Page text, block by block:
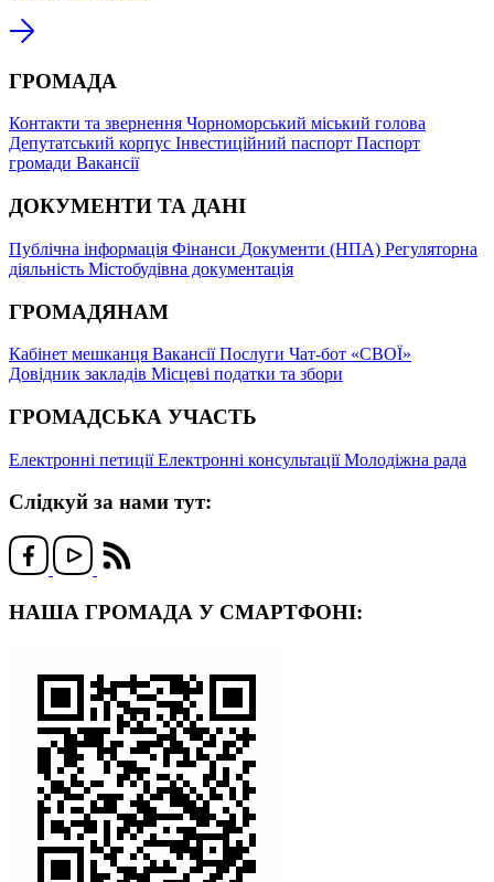
ГРОМАДА
Контакти та звернення Чорноморський міський голова
Депутатський корпус Інвестиційний паспорт Паспорт
громади Вакансії
ДОКУМЕНТИ ТА ДАНІ
Публічна інформація Фінанси Документи (НПА) Регуляторна
діяльність Містобудівна документація
ГРОМАДЯНАМ
Кабінет мешканця ВакансіїПослуги Чат-бот «СВОЇ»
Довідник закладів Місцеві податки та збори
ГРОМАДСЬКА УЧАСТЬ
Електронні петиціїЕлектронні консультаціїМолодіжна рада
Слідкуй за нами тут:
НАША ГРОМАДА У СМАРТФОНІ: